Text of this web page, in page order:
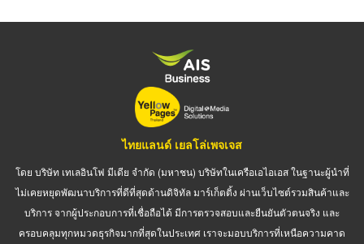
ไทยแลนด์ เยลโล่เพจเจส
โดย บริษัท เทเลอินโฟ มีเดีย จำกัด (มหาชน) บริษัทในเครือเอไอเอส ในฐานะผู้นำที่
ไม่เคยหยุดพัฒนาบริการที่ดีที่สุดด้านดิจิทัล มาร์เก็ตติ้ง ผ่านเว็บไซต์รวมสินค้าและ
บริการ จากผู้ประกอบการที่เชื่อถือได้ มีการตรวจสอบและยืนยันตัวตนจริง และ
ครอบคลุมทุกหมวดธุรกิจมากที่สุดในประเทศ เราจะมอบบริการที่เหนือความคาด